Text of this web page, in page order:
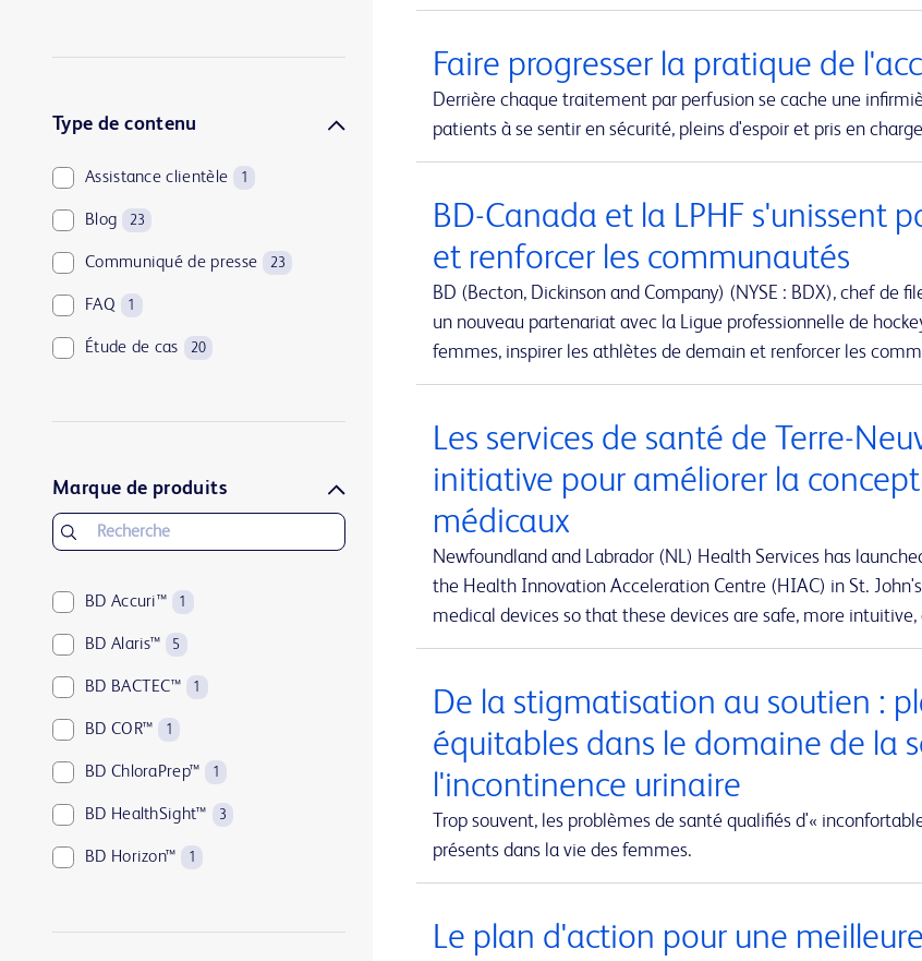
Type de contenu
Assistance clientèle 1
Blog 23
Communiqué de presse 23
FAQ 1
Étude de cas 20
Marque de produits
BD Accuri™ 1
BD Alaris™ 5
BD BACTEC™ 1
BD COR™ 1
BD ChloraPrep™ 1
BD HealthSight™ 3
BD Horizon™ 1
Faire progresser la pratique de
Derrière chaque traitement par perfusion se cache une
patients à se sentir en sécurité, pleins d'espoir et pris en
BD-Canada et la LPHF s'unissent
et renforcer les communautés
BD (Becton, Dickinson and Company) (NYSE : BDX), chef de
un nouveau partenariat avec la Ligue professionnelle de
femmes, inspirer les athlètes de demain et renforcer les
Les services de santé de Terre-
initiative pour améliorer la
médicaux
Newfoundland and Labrador (NL) Health Services has
the Health Innovation Acceleration Centre (HIAC) in St.
medical devices so that these devices are safe, more
De la stigmatisation au soutien :
équitables dans le domaine de la
l'incontinence urinaire
Trop souvent, les problèmes de santé qualifiés d'«
présents dans la vie des femmes.
Le plan d'action pour une